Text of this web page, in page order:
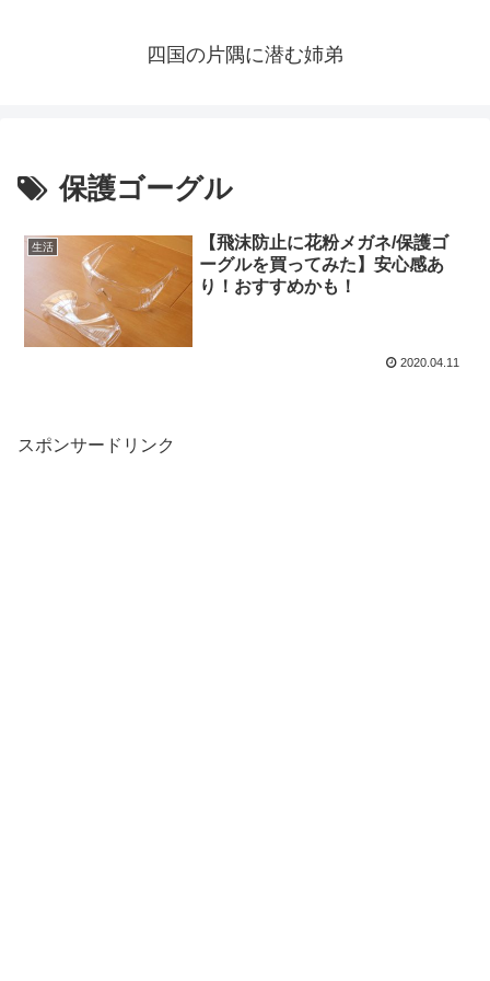
四国の片隅に潜む姉弟
保護ゴーグル
生活
【飛沫防止に花粉メガネ/保護ゴ
ーグルを買ってみた】安心感あ
り！おすすめかも！
2020.04.11
スポンサードリンク